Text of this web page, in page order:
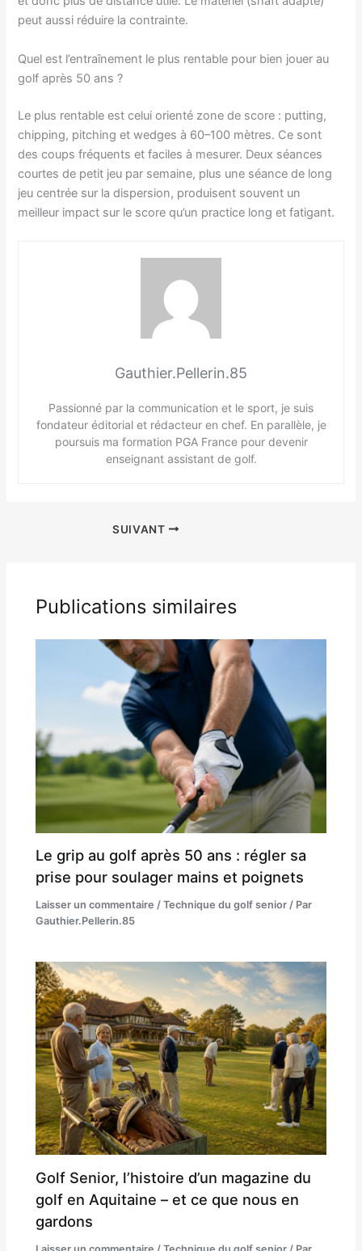
peut aussi réduire la contrainte.
Quel est l’entraînement le plus rentable pour bien jouer au
golf après 50 ans ?
Le plus rentable est celui orienté zone de score : putting,
chipping, pitching et wedges à 60–100 mètres. Ce sont
des coups fréquents et faciles à mesurer. Deux séances
courtes de petit jeu par semaine, plus une séance de long
jeu centrée sur la dispersion, produisent souvent un
meilleur impact sur le score qu’un practice long et fatigant.
Gauthier.Pellerin.85
Passionné par la communication et le sport, je suis
fondateur éditorial et rédacteur en chef. En parallèle, je
poursuis ma formation PGA France pour devenir
enseignant assistant de golf.
SUIVANT
Publications similaires
Le grip au golf après 50 ans : régler sa
prise pour soulager mains et poignets
Laisser un commentaire /Technique du golf senior / Par
Gauthier.Pellerin.85
Golf Senior, l’histoire d’un magazine du
golf en Aquitaine – et ce que nous en
gardons